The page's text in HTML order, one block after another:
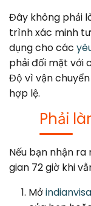
Đây không phải
trình xác minh
dụng cho các
phải đối mặt với
Độ vì vận
hợp lệ.
Phải
Nếu bạn nhận
gian 72 giờ khi
Mở